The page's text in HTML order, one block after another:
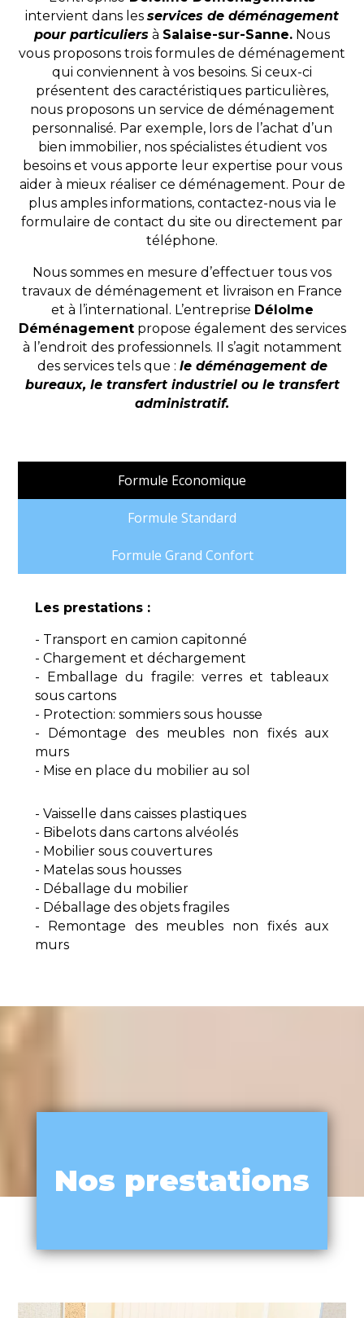
intervient dans les services de déménagement
pour particuliers à Salaise-sur-Sanne. Nous
vous proposons trois formules de déménagement
qui conviennent à vos besoins. Si ceux-ci
présentent des caractéristiques particulières,
nous proposons un service de déménagement
personnalisé. Par exemple, lors de l’achat d’un
bien immobilier, nos spécialistes étudient vos
besoins et vous apporte leur expertise pour vous
aider à mieux réaliser ce déménagement. Pour de
plus amples informations, contactez-nous via le
formulaire de contact du site ou directement par
téléphone.
Nous sommes en mesure d’effectuer tous vos
travaux de déménagement et livraison en France
et à l’international. L’entreprise Délolme
Déménagementpropose également des services
à l’endroit des professionnels. Il s’agit notamment
des services tels que : le déménagement de
bureaux, le transfert industriel ou le transfert
administratif.
Formule Economique
Formule Standard
Formule Grand Confort
Les prestations :
- Transport en camion capitonné
- Chargement et déchargement
- Emballage du fragile: verres et tableaux
sous cartons
- Protection: sommiers sous housse
- Démontage des meubles non fixés aux
murs
- Mise en place du mobilier au sol
- Vaisselle dans caisses plastiques
- Bibelots dans cartons alvéolés
- Mobilier sous couvertures
- Matelas sous housses
- Déballage du mobilier
- Déballage des objets fragiles
- Remontage des meubles non fixés aux
murs
Nos prestations